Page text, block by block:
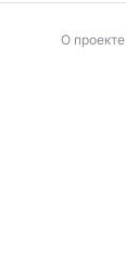
О проекте